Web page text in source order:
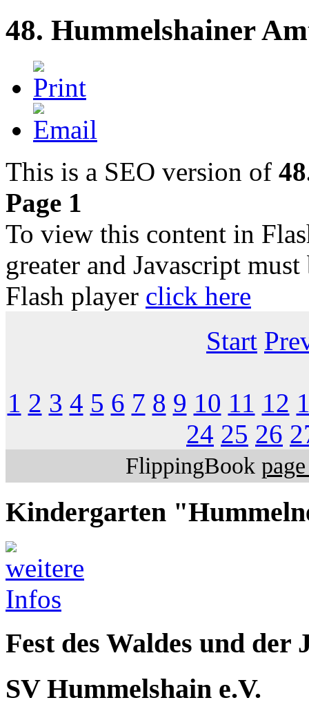
48. Hummelshainer
This is a SEO version of
Page 1
To view this content in
greater and Javascript
Flash player click here
Start
1 2 3 4 5 6 7 8 9 10 11 12
24 25 26
FlippingBook
Kindergarten
Fest des Waldes und der
SV Hummelshain e.V.